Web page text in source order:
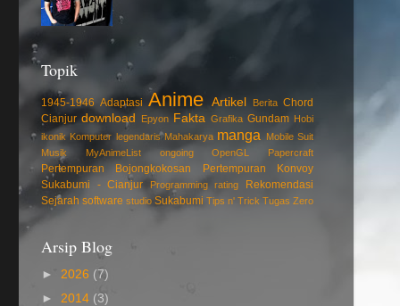
Topik
1945-1946 Adaptasi Anime Artikel Berita Chord
Cianjur download Epyon Fakta Grafika Gundam Hobi
ikonik Komputer legendaris Mahakarya manga Mobile Suit
Musik
MyAnimeList ongoing OpenGL Papercraft
Pertempuran Bojongkokosan
Pertempuran Konvoy
Sukabumi - Cianjur
Programming rating
Rekomendasi
Sejarah software studio Sukabumi Tips n' Trick Tugas Zero
Arsip Blog
► 2026 (7)
► 2014 (3)